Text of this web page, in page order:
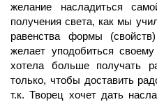
желание насладиться
получения света, как мы
равенства формы
желает уподобиться
хотела больше получать
только, чтобы доставить
т.к. Творец хочет дать